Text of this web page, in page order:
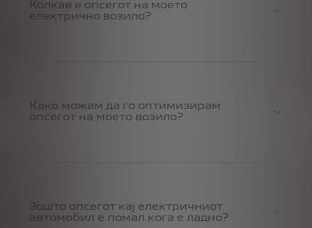
Колкав е опсегот на моето
електрично возило?
Како можам да го оптимизирам
опсегот на моето возило?
Зошто опсегот кај електричниот
автомобил е помал кога е ладно?